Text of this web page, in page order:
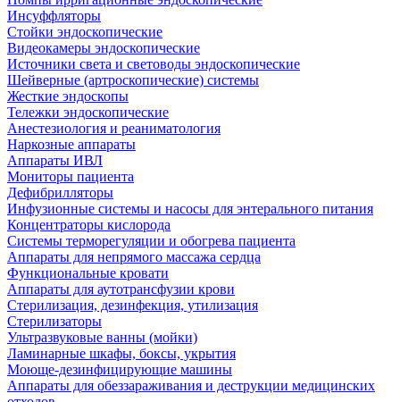
Инсуффляторы
Стойки эндоскопические
Видеокамеры эндоскопические
Источники света и световоды эндоскопические
Шейверные (артроскопические) системы
Жесткие эндоскопы
Тележки эндоскопические
Анестезиология и реаниматология
Наркозные аппараты
Аппараты ИВЛ
Мониторы пациента
Дефибрилляторы
Инфузионные системы и насосы для энтерального питания
Концентраторы кислорода
Системы терморегуляции и обогрева пациента
Аппараты для непрямого массажа сердца
Функциональные кровати
Аппараты для аутотрансфузии крови
Стерилизация, дезинфекция, утилизация
Стерилизаторы
Ультразвуковые ванны (мойки)
Ламинарные шкафы, боксы, укрытия
Моюще-дезинфицирующие машины
Аппараты для обеззараживания и деструкции медицинских